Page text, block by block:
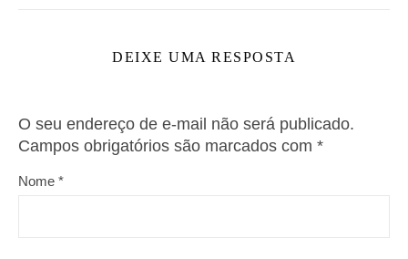
DEIXE UMA RESPOSTA
O seu endereço de e-mail não será publicado.
Campos obrigatórios são marcados com *
Nome *